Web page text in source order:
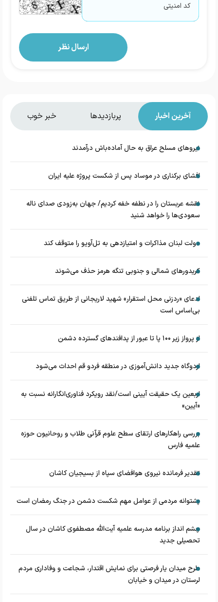
آخرین اخبار پربازدیدها خبر خوب
نیروهای مسلح عراق به حال آماده‌باش درآمدند
افشای برکناری در موساد پس از شکست پروژه علیه ایران
نقشه عربستان را در نطفه خفه کردیم/ جهان به‌زودی صدای ناله
سعودی‌ها را خواهد شنید
دولت لبنان مذاکرات و امتیازدهی به تل‌آویو را متوقف کند
کریدورهای شمالی و جنوبی تنگه هرمز حذف می‌شوند
ادعای «ردزنی محل استقرار» شهید لاریجانی از طریق تماس تلفنی
بی‌اساس است
از پرواز زیر ۱۰۰ پا تا عبور از پدافند‌های گسترده دشمن
اردوگاه جدید دانش‌آموزی در منطقه فردو قم احداث می‌شود
اربعین یک حقیقت آیینی است/نقد رویکرد فناوری‌انگارانه نسبت به
«آیین»
بررسی راهکارهای ارتقای سطح علوم قرآنی طلاب و روحانیون حوزه
علمیه فارس
تقدیر فرمانده نیروی هوافضای سپاه از بسیجیان کاشان
پشتوانه مردمی از عوامل مهم شکست دشمن در جنگ رمضان است
چشم‌ انداز برنامه مدرسه علمیه آیت‌الله مصطفوی کاشان در سال
تحصیلی جدید
طرح میدان یار فرصتی برای نمایش اقتدار، شجاعت و وفاداری مردم
لرستان در میدان و خیابان